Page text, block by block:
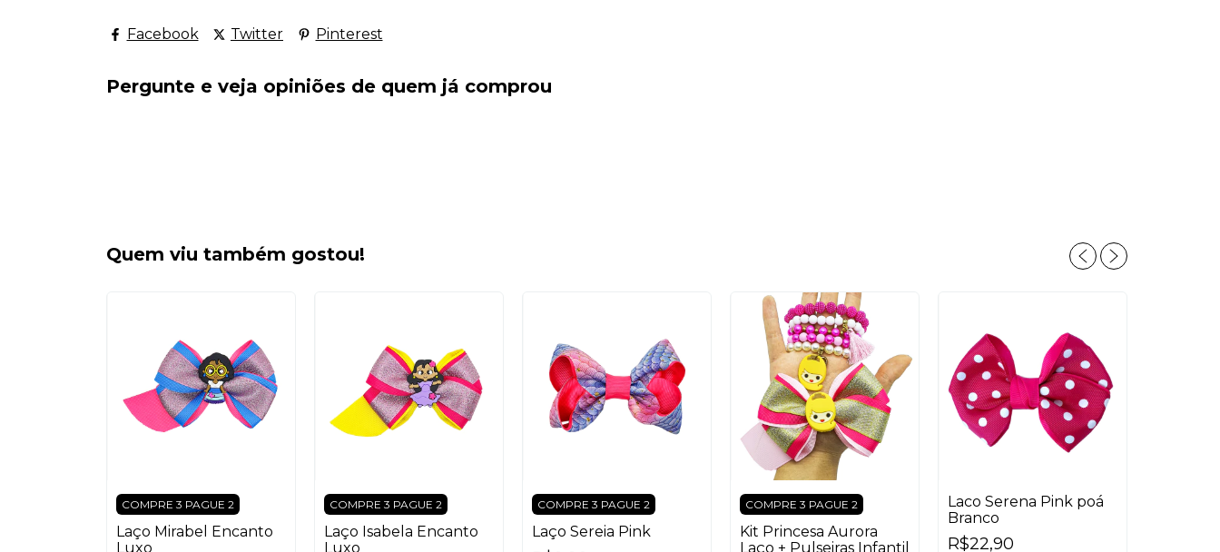
Facebook Twitter Pinterest
Pergunte e veja opiniões de quem já comprou
Quem viu também gostou!
COMPRE 3 PAGUE 2
Laço Mirabel Encanto
Luxo
COMPRE 3 PAGUE 2
Laço Isabela Encanto
Luxo
COMPRE 3 PAGUE 2
Laço Sereia Pink
COMPRE 3 PAGUE 2
Kit Princesa Aurora
Laço + Pulseiras Infantil
Laco Serena Pink poá
Branco
R$22,90